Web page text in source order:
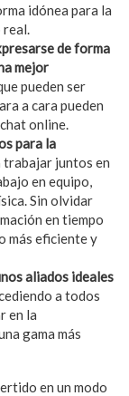
idónea para la
real.
de forma
mejor
pueden ser
a cara pueden
online.
para la
trabajar juntos en
en equipo,
Sin olvidar
en tiempo
más eficiente y
aliados ideales
a todos
en la
gama más
en un modo